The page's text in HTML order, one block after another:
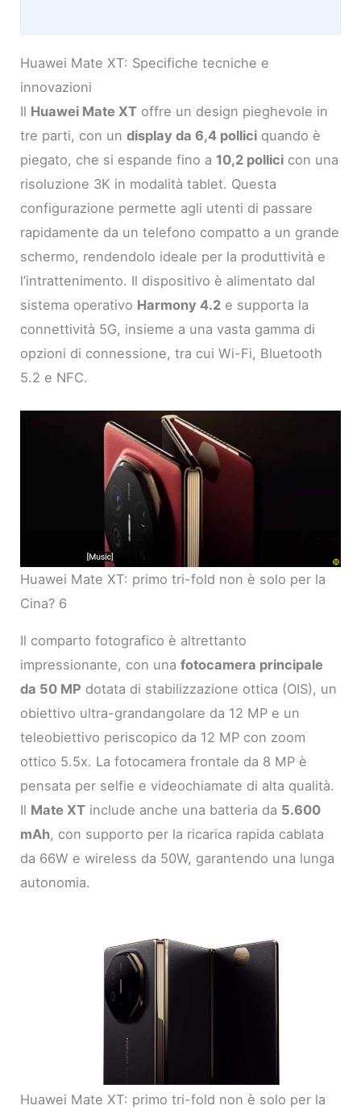
Huawei Mate XT: Specifiche tecniche e
innovazioni
Il Huawei Mate XT offre un design pieghevole in
tre parti, con undisplay da 6,4 pollici quando è
piegato, che si espande fino a 10,2 pollici con una
risoluzione 3K in modalità tablet. Questa
configurazione permette agli utenti di passare
rapidamente da un telefono compatto a un grande
schermo, rendendolo ideale per la produttività e
l’intrattenimento. Il dispositivo è alimentato dal
sistema operativo Harmony 4.2 e supporta la
connettività 5G, insieme a una vasta gamma di
opzioni di connessione, tra cui Wi-Fi, Bluetooth
5.2 e NFC.
Huawei Mate XT: primo tri-fold non è solo per la
Cina? 6
Il comparto fotografico è altrettanto
impressionante, con unafotocamera principale
da 50 MP dotata di stabilizzazione ottica (OIS), un
obiettivo ultra-grandangolare da 12 MP e un
teleobiettivo periscopico da 12 MP con zoom
ottico 5.5x. La fotocamera frontale da 8 MP è
pensata per selfie e videochiamate di alta qualità.
Il Mate XT include anche una batteria da 5.600
mAh, con supporto per la ricarica rapida cablata
da 66W e wireless da 50W, garantendo una lunga
autonomia.
Huawei Mate XT: primo tri-fold non è solo per la